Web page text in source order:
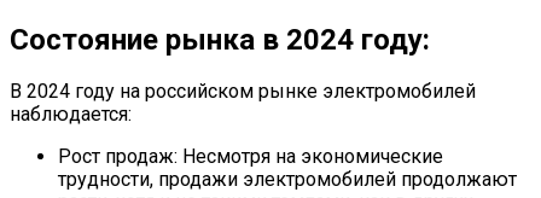
Состояние рынка в 2024 году:
В 2024 году на российском рынке электромобилей
наблюдается:
Рост продаж: Несмотря на экономические
трудности, продажи электромобилей продолжают